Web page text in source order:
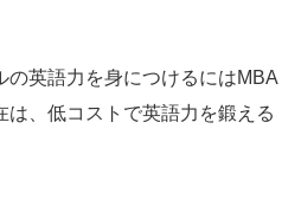
の英語力を身につけるにはMBA
は、低コストで英語力を鍛える